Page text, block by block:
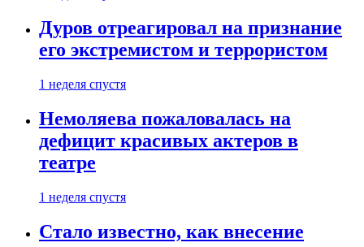
Дуров отреагировал на признание
его экстремистом и террористом
1 неделя спустя
Немоляева пожаловалась на
дефицит красивых актеров в
театре
1 неделя спустя
Стало известно, как внесение